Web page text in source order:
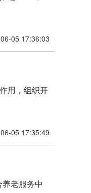
05 17:36:03
用，组织开
05 17:35:49
老服务中